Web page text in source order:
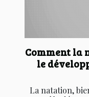
Comment
le
La natation,